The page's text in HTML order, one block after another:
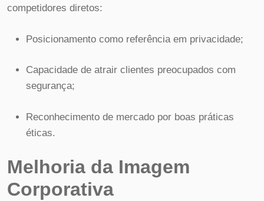
competidores diretos:
Posicionamento como referência em privacidade;
Capacidade de atrair clientes preocupados com
segurança;
Reconhecimento de mercado por boas práticas
éticas.
Melhoria da Imagem
Corporativa